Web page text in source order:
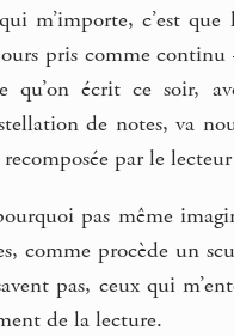
m’importe, c’est
pris comme
qu’on écrit ce soir,
de notes, va
recomposée par le
pas même
comme procède un
pas, ceux qui
de la lecture.